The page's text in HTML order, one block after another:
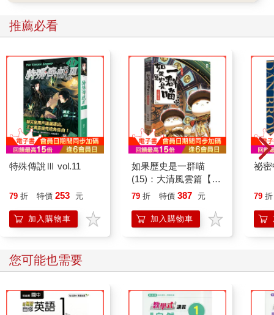
推薦必看
特殊傳說Ⅲ vol.11
79 折 特價 253 元
加入購物車
如果歷史是一群喵
(15)：大清風雲篇【萌
貓漫畫學歷史】
79 折 特價 387 元
加入購物車
祕
79 折
您可能也需要